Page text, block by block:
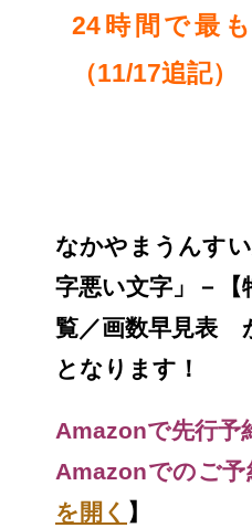
24時間で最
（11/17追記）
なかやまうんす
字悪い文字」－
覧／画数早見表
となります！
Amazonで先行予
Amazonでのご
を開く 】